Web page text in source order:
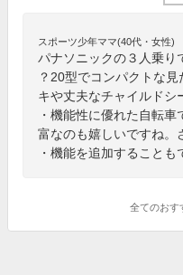
スポーツ少年ママ(40代・女性)
パナソニックの３人乗り
？20型でコンパクトな
キや丈夫なチャイルドシ
・機能性に優れた自転
富なのも嬉しいですね。
・機能を追加することも
全てのおす